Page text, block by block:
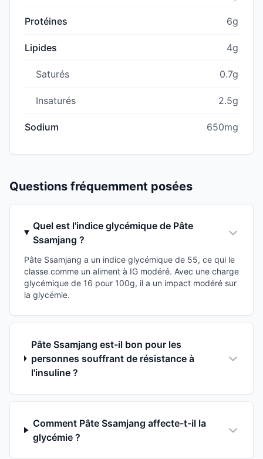
Protéines 6g
Lipides 4g
Saturés 0.7g
Insaturés 2.5g
Sodium 650mg
Questions fréquemment posées
Quel est l'indice glycémique de Pâte
Ssamjang ?
Pâte Ssamjang a un indice glycémique de 55, ce qui le
classe comme un aliment à IG modéré. Avec une charge
glycémique de 16 pour 100g, il a un impact modéré sur
la glycémie.
Pâte Ssamjang est-il bon pour les
personnes souffrant de résistance à
l'insuline ?
Comment Pâte Ssamjang affecte-t-il la
glycémie ?